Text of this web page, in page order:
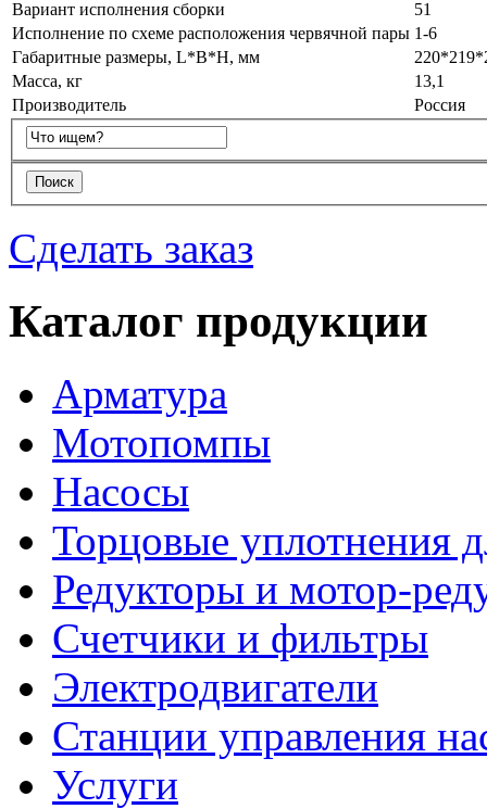
Вариант исполнения сборки
51
Исполнение по схеме расположения червячной пары 1-6
Габаритные размеры, L*B*H, мм
Масса, кг
13,1
Производитель
Россия
Сделать заказ
Каталог продукции
Арматура
Мотопомпы
Насосы
Торцовые уплотнения
Редукторы и мотор-
Счетчики и фильтры
Электродвигатели
Станции управления
Услуги